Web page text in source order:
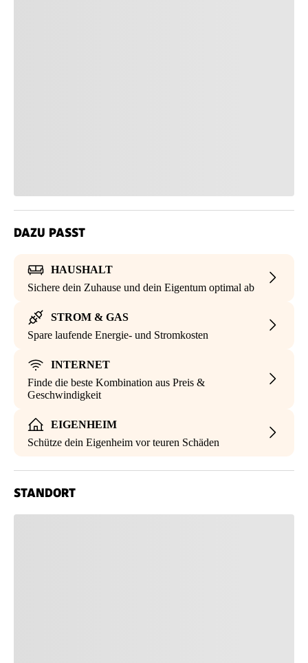
DAZU PASST
HAUSHALT
Sichere dein Zuhause und dein Eigentum optimal ab
STROM & GAS
Spare laufende Energie- und Stromkosten
INTERNET
Finde die beste Kombination aus Preis &
Geschwindigkeit
EIGENHEIM
Schütze dein Eigenheim vor teuren Schäden
STANDORT